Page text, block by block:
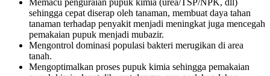
sehingga cepat diserap oleh tanaman, membuat daya tahan
tanaman terhadap penyakit menjadi meningkat juga mencegah
pemakaian pupuk menjadi mubazir.
Mengontrol dominasi populasi bakteri merugikan di area
tanah.
Mengoptimalkan proses pupuk kimia sehingga pemakaian